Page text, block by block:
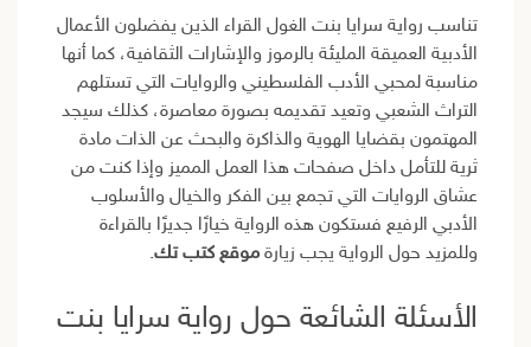
تناسب رواية سرايا بنت الغول القراء الذين يفضلون الأعمال
الأدبية العميقة المليئة بالرموز والإشارات الثقافية، كما أنها
مناسبة لمحبي الأدب الفلسطيني والروايات التي تستلهم
التراث الشعبي وتعيد تقديمه بصورة معاصرة، كذلك سيجد
المهتمون بقضايا الهوية والذاكرة والبحث عن الذات مادة
ثرية للتأمل داخل صفحات هذا العمل المميز وإذا كنت من
عشاق الروايات التي تجمع بين الفكر والخيال والأسلوب
الأدبي الرفيع فستكون هذه الرواية خيارًا جديرًا بالقراءة
وللمزيد حول الرواية يجب زيارة موقع كتب تك.
الأسئلة الشائعة حول رواية سرايا بنت